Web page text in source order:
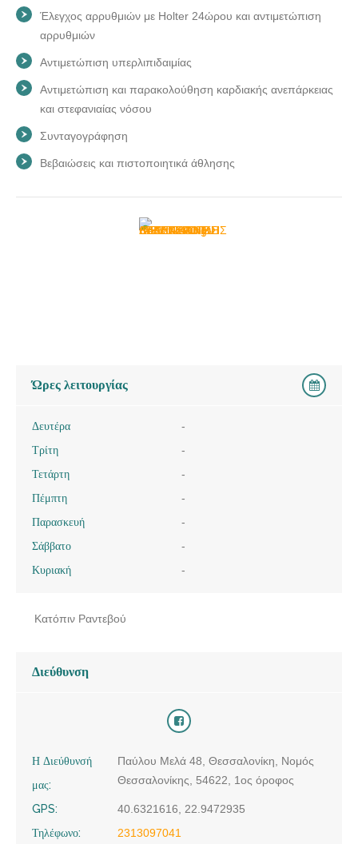
Έλεγχος αρρυθμιών με Holter 24ώρου και αντιμετώπιση
αρρυθμιών
Αντιμετώπιση υπερλιπιδαιμίας
Αντιμετώπιση και παρακολούθηση καρδιακής ανεπάρκειας
και στεφανιαίας νόσου
Συνταγογράφηση
Βεβαιώσεις και πιστοποιητικά άθλησης
Ώρες λειτουργίας
Δευτέρα
-
Τρίτη
-
Τετάρτη
-
Πέμπτη
-
Παρασκευή
-
Σάββατο
-
Κυριακή
-
Κατόπιν Ραντεβού
Διεύθυνση
Η Διεύθυνσή
μας:
Παύλου Μελά 48, Θεσσαλονίκη, Νομός
Θεσσαλονίκης, 54622, 1ος όροφος
GPS:
40.6321616, 22.9472935
Τηλέφωνο:
2313097041